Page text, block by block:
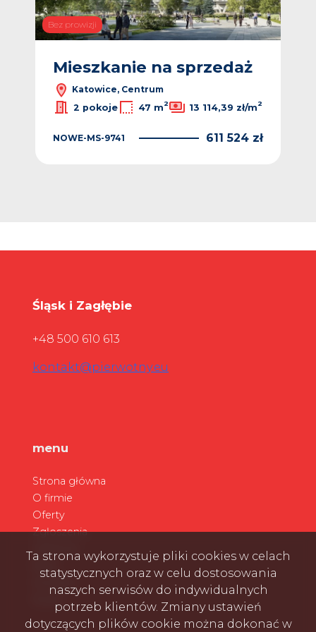
Bez prowizji
Mieszkanie na sprzedaż
Katowice, Centrum
2 pokoje
47 m2 13 114,39 zł/m2
NOWE-MS-9741 611 524 zł
Śląsk i Zagłębie
+48 500 610 613
kontakt@pierwotny.eu
menu
Strona główna
O firmie
Oferty
Zgłoszenia
Kontakt
Ta strona wykorzystuje pliki cookies w celach
statystycznych oraz w celu dostosowania
naszych serwisów do indywidualnych
potrzeb klientów. Zmiany ustawień
dotyczących plików cookie można dokonać w